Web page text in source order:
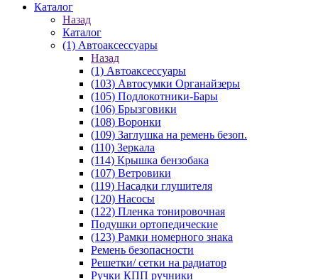
Каталог
Назад
Каталог
(1) Автоаксессуары
Назад
(1) Автоаксессуары
(103) Автосумки Органайзеры
(105) Подлокотники-Бары
(106) Брызговики
(108) Воронки
(109) Заглушка на ремень безоп.
(110) Зеркала
(114) Крышка бензобака
(107) Ветровики
(119) Насадки глушителя
(120) Насосы
(122) Пленка тонировочная
Подушки ортопедические
(123) Рамки номерного знака
Ремень безопасности
Решетки/ сетки на радиатор
Ручки КПП ручники